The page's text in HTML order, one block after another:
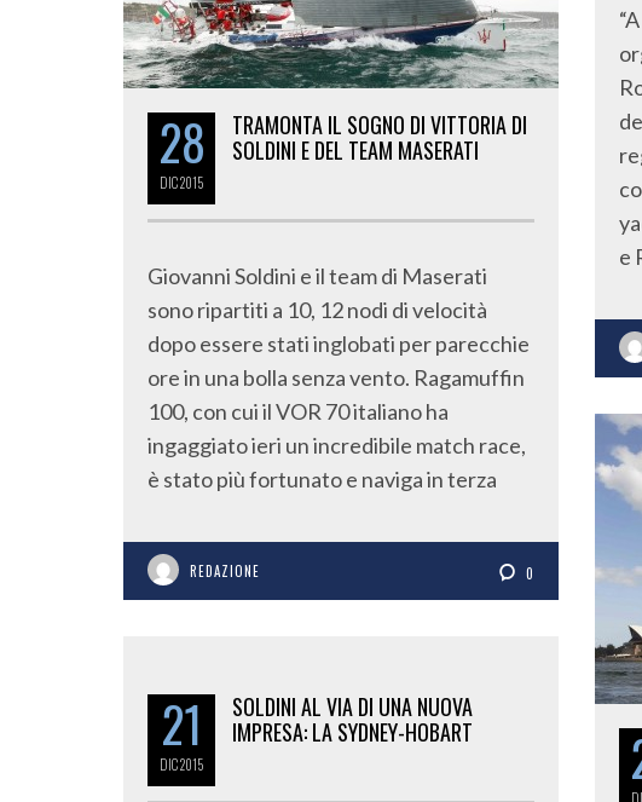
28
DIC2015
TRAMONTA IL SOGNO DI VITTORIA DI
SOLDINI E DEL TEAM MASERATI
Giovanni Soldini e il team di Maserati
sono ripartiti a 10, 12 nodi di velocità
dopo essere stati inglobati per parecchie
ore in una bolla senza vento. Ragamuffin
100, con cui il VOR 70 italiano ha
ingaggiato ieri un incredibile match race,
è stato più fortunato e naviga in terza
REDAZIONE 0
e
21
DIC2015
SOLDINI AL VIA DI UNA NUOVA
IMPRESA: LA SYDNEY-HOBART